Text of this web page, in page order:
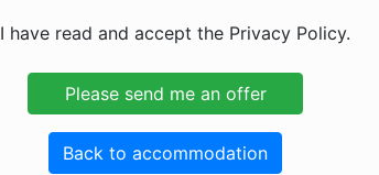
I have read and accept the Privacy Policy.
Back to accommodation